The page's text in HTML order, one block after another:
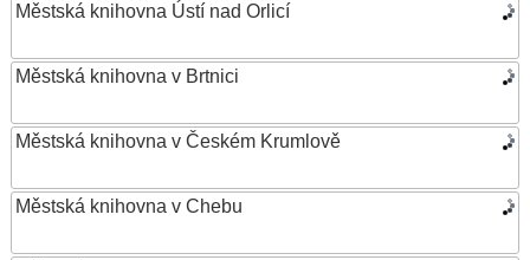
Městská knihovna Ústí nad Orlicí
Městská knihovna v Brtnici
Městská knihovna v Českém Krumlově
Městská knihovna v Chebu